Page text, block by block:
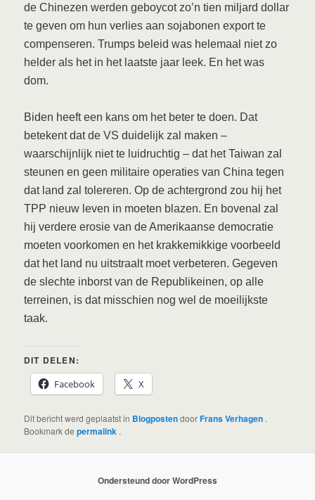
de Chinezen werden geboycot zo’n tien miljard dollar
te geven om hun verlies aan sojabonen export te
compenseren. Trumps beleid was helemaal niet zo
helder als het in het laatste jaar leek. En het was
dom.
Biden heeft een kans om het beter te doen. Dat
betekent dat de VS duidelijk zal maken –
waarschijnlijk niet te luidruchtig – dat het Taiwan zal
steunen en geen militaire operaties van China tegen
dat land zal tolereren. Op de achtergrond zou hij het
TPP nieuw leven in moeten blazen. En bovenal zal
hij verdere erosie van de Amerikaanse democratie
moeten voorkomen en het krakkemikkige voorbeeld
dat het land nu uitstraalt moet verbeteren. Gegeven
de slechte inborst van de Republikeinen, op alle
terreinen, is dat misschien nog wel de moeilijkste
taak.
DIT DELEN:
Facebook
X
Dit bericht werd geplaatst in BlogpostendoorFrans Verhagen .
Bookmark depermalink .
Ondersteund door WordPress